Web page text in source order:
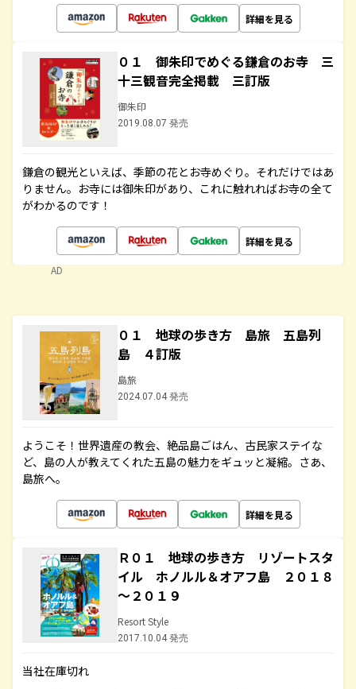
詳細を見る
０１ 御朱印でめぐる鎌倉のお寺 三
十三観音完全掲載 三訂版
御朱印
2019.08.07 発売
鎌倉の観光といえば、季節の花とお寺めぐり。それだけではあ
りません。お寺には御朱印があり、これに触れればお寺の全て
がわかるのです！
詳細を見る
AD
０１ 地球の歩き方 島旅 五島列
島 ４訂版
島旅
2024.07.04 発売
ようこそ！世界遺産の教会、絶品島ごはん、古民家ステイな
ど、島の人が教えてくれた五島の魅力をギュッと凝縮。さあ、
島旅へ。
詳細を見る
Ｒ０１ 地球の歩き方 リゾートスタ
イル ホノルル＆オアフ島 ２０１８
～２０１９
Resort Style
2017.10.04 発売
当社在庫切れ